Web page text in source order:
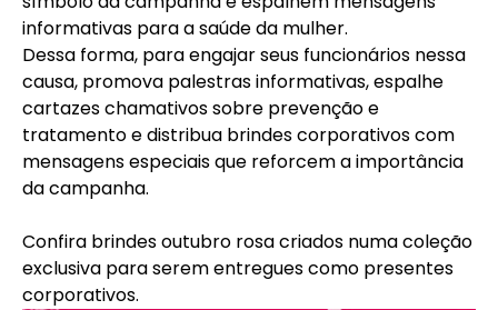
informativas para a saúde da mulher.
Dessa forma, para engajar seus funcionários nessa
causa, promova palestras informativas, espalhe
cartazes chamativos sobre prevenção e
tratamento e distribua brindes corporativos com
mensagens especiais que reforcem a importância
da campanha.
Confira brindes outubro rosacriados numa coleção
exclusiva para serem entregues como presentes
corporativos.